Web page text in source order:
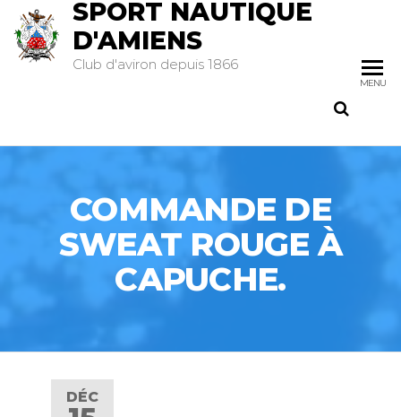
SPORT NAUTIQUE
D'AMIENS
Club d'aviron depuis 1866
MENU
COMMANDE DE
SWEAT ROUGE À
CAPUCHE.
DÉC